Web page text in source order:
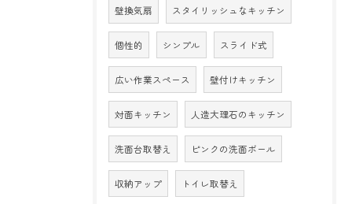
壁換気扇 スタイリッシュなキッチン
個性的 シンプル スライド式
広い作業スペース 壁付けキッチン
対面キッチン 人造大理石のキッチン
洗面台取替え ピンクの洗面ボール
収納アップ トイレ取替え